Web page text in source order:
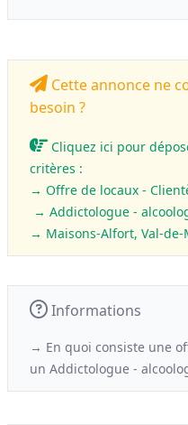
Cette annonce ne
besoin ?
Cliquez ici pour
critères :
→ Offre de locaux -
→ Addictologue -
→ Maisons-Alfort, Val-de-
Informations
→ En quoi consiste une
un Addictologue -